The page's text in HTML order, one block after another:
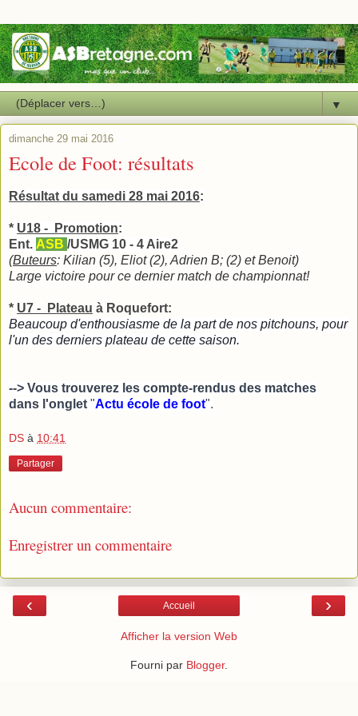
▼
dimanche 29 mai 2016
Ecole de Foot: résultats
Résultat du samedi 28 mai 2016:
* U18 - Promotion:
Ent. ASB /USMG 10 - 4 Aire2
(Buteurs: Kilian (5), Eliot (2), Adrien B; (2) et Benoit)
Large victoire pour ce dernier match de championnat!
* U7 - Plateau à Roquefort:
Beaucoup d'enthousiasme de la part de nos pitchouns, pour
l'un des derniers plateau de cette saison.
--> Vous trouverez les compte-rendus des matches
dans l'onglet "Actu école de foot".
DS à 10:41
Partager
Aucun commentaire:
Enregistrer un commentaire
‹ ›
Accueil
Afficher la version Web
Fourni par Blogger.